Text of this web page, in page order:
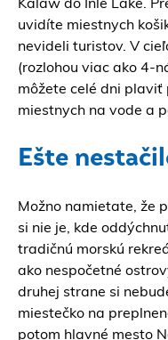
uvidíte miestnych
nevideli turistov. V
(rozlohou viac ako 4-
môžete celé dni
miestnych na vode a
Ešte
Možno namietate, že
si nie je, kde
tradičnú morskú
ako nespočetné
druhej strane si
miestečko na
potom hlavné mesto